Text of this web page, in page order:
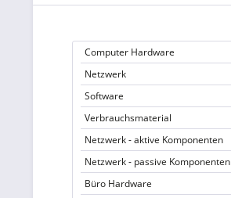
Computer Hardware
Netzwerk
Software
Verbrauchsmaterial
Netzwerk - aktive Komponenten
Netzwerk - passive Komponenten
Büro Hardware